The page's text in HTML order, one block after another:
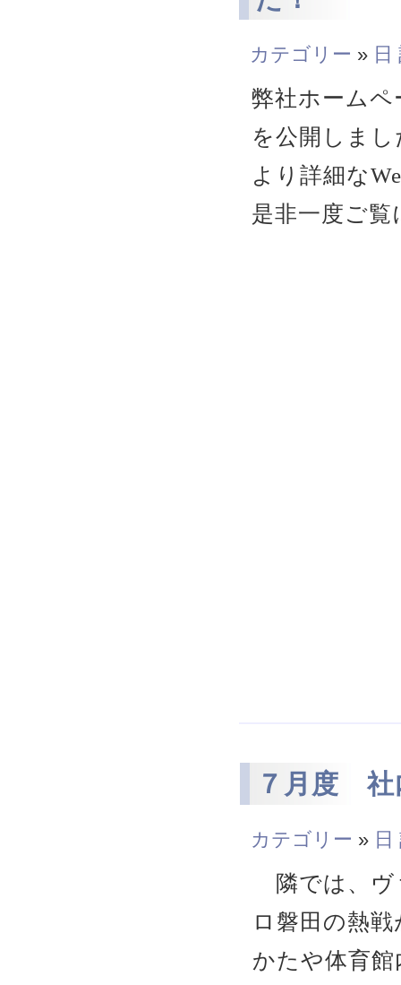
カテゴリー » 日
弊社ホームペ
を公開しまし
より詳細な
是非一度ご
７月度 社
カテゴリー » 日
隣では、ヴ
ロ磐田の熱
かたや体育